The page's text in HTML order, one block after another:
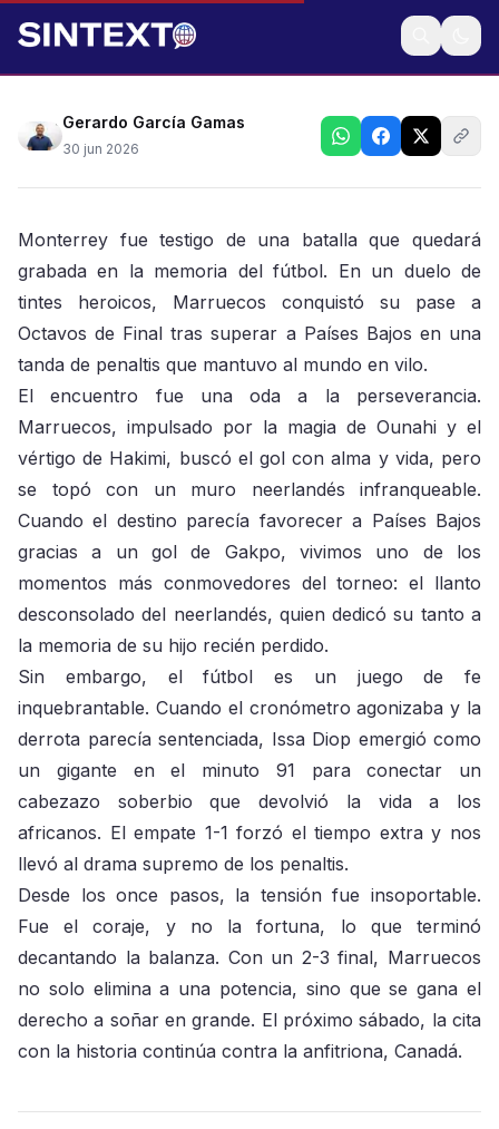
Otra vez en penales se va selección favorita al título
Gerardo García Gamas
30 jun 2026
Monterrey fue testigo de una batalla que quedará
grabada en la memoria del fútbol. En un duelo de
tintes heroicos, Marruecos conquistó su pase a
Octavos de Final tras superar a Países Bajos en una
tanda de penaltis que mantuvo al mundo en vilo.
El encuentro fue una oda a la perseverancia.
Marruecos, impulsado por la magia de Ounahi y el
vértigo de Hakimi, buscó el gol con alma y vida, pero
se topó con un muro neerlandés infranqueable.
Cuando el destino parecía favorecer a Países Bajos
gracias a un gol de Gakpo, vivimos uno de los
momentos más conmovedores del torneo: el llanto
desconsolado del neerlandés, quien dedicó su tanto a
la memoria de su hijo recién perdido.
Sin embargo, el fútbol es un juego de fe
inquebrantable. Cuando el cronómetro agonizaba y la
derrota parecía sentenciada, Issa Diop emergió como
un gigante en el minuto 91 para conectar un
cabezazo soberbio que devolvió la vida a los
africanos. El empate 1-1 forzó el tiempo extra y nos
llevó al drama supremo de los penaltis.
Desde los once pasos, la tensión fue insoportable.
Fue el coraje, y no la fortuna, lo que terminó
decantando la balanza. Con un 2-3 final, Marruecos
no solo elimina a una potencia, sino que se gana el
derecho a soñar en grande. El próximo sábado, la cita
con la historia continúa contra la anfitriona, Canadá.